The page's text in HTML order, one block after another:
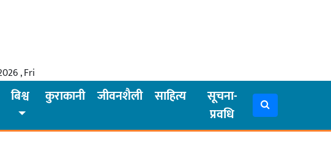
, Fri
बिश्व कुराकानी जीवनशैली साहित्य
सूचना-
प्रवधि